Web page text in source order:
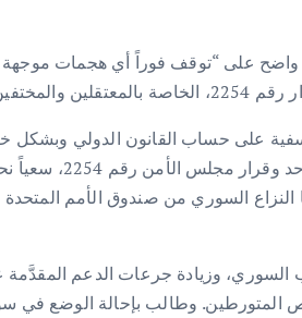
إجراءات إضافية بعد صدور القرار رقم 2254، الذي نصَّ بشكل واضح
على حساب القانون الدولي وبشكل
وحثَّ التقرير مجلس الأمن على
النزاع السوري من صندوق الأمم
السوري، وزيادة جرعات الدعم
المتورطين. وطالب بإحالة الوضع في